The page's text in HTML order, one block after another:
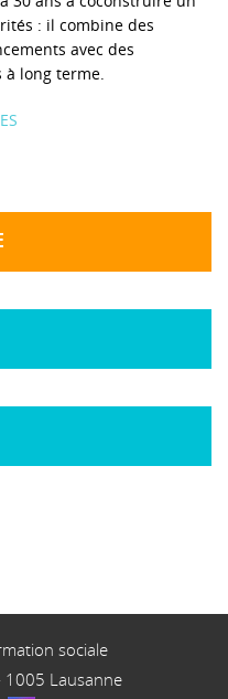
: il combine des
avec des
à long terme.
sociale
1005 Lausanne